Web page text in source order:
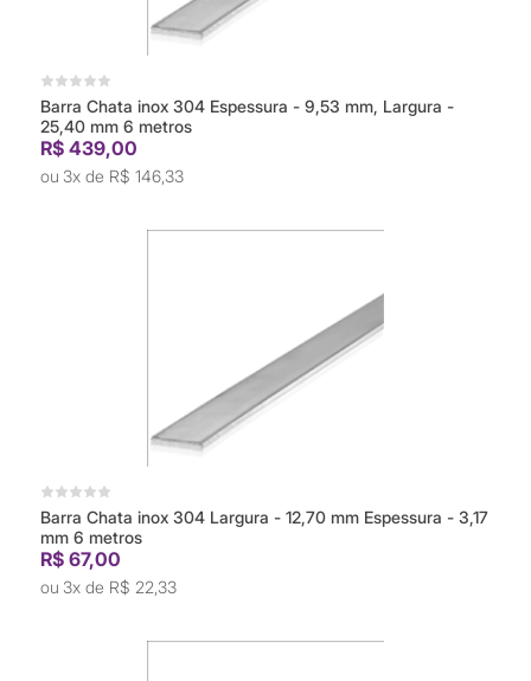
Barra Chata inox 304 Espessura - 9,53 mm, Largura -
25,40 mm 6 metros
R$ 439,00
3x de R$ 146,33
Barra Chata inox 304 Largura - 12,70 mm Espessura - 3,17
mm 6 metros
R$ 67,00
3x de R$ 22,33